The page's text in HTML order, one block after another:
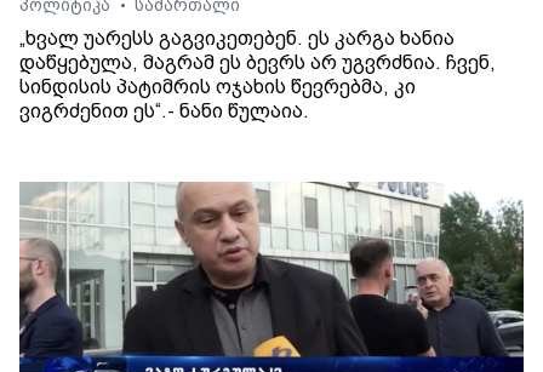
პოლიტიკა
• სამართალი
„ხვალ უარესს გაგვიკეთებენ. ეს კარგა ხანია
დაწყებულა, მაგრამ ეს ბევრს არ უგვრძნია. ჩვენ,
სინდისის პატიმრის ოჯახის წევრებმა, კი
ვიგრძენით ეს“.- ნანი წულაია.